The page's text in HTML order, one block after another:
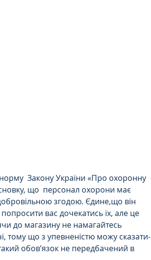
норму  Закону України «Про охоронну
що  персонал охорони має
згодою. Єдине,що він
вас дочекатись їх, але це
до магазину не намагайтесь
тому що з упевненістю можу сказати-
обов’язок не передбачений в